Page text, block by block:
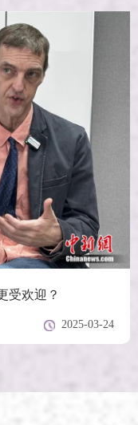
受欢迎？
2025-03-24